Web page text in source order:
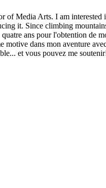
Media Arts. I am
it. Since climbing
ans pour l'obtention de
dans mon aventure
et vous pouvez me